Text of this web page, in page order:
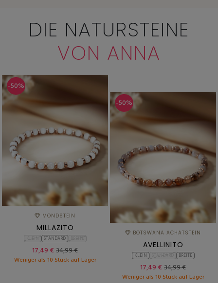
DIE NATURSTEINE
VON ANNA
-50%
MONDSTEIN
MILLAZITO
STANDARD
17,49 € 34,99 €
Weniger als 10 Stück auf Lager
-50%
BOTSWANA ACHATSTEIN
AVELLINITO
KLEIN BREITE
17,49 € 34,99 €
Weniger als 10 Stück auf Lager